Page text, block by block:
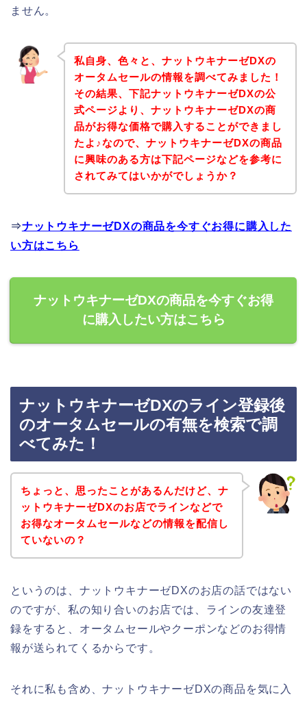
ません。
私自身、色々と、ナットウキナーゼDXの
オータムセールの情報を調べてみました！
その結果、下記ナットウキナーゼDXの公
式ページより、ナットウキナーゼDXの商
品がお得な価格で購入することができまし
たよ♪なので、ナットウキナーゼDXの商品
に興味のある方は下記ページなどを参考に
されてみてはいかがでしょうか？
⇒ナットウキナーゼDXの商品を今すぐお得に購入した
い方はこちら
ナットウキナーゼDXの商品を今すぐお得
に購入したい方はこちら
ナットウキナーゼDXのライン登録後
のオータムセールの有無を検索で調
べてみた！
ちょっと、思ったことがあるんだけど、ナ
ットウキナーゼDXのお店でラインなどで
お得なオータムセールなどの情報を配信し
ていないの？
というのは、ナットウキナーゼDXのお店の話ではない
のですが、私の知り合いのお店では、ラインの友達登
録をすると、オータムセールやクーポンなどのお得情
報が送られてくるからです。
それに私も含め、ナットウキナーゼDXの商品を気に入